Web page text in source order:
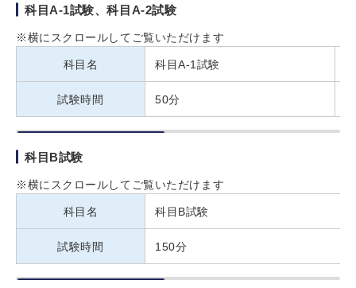
科目A-1試験、科目A-2試験
※横にスクロールしてご覧いただけます
科目名 科目A-1試験
試験時間 50分
科目B試験
※横にスクロールしてご覧いただけます
科目名 科目B試験
試験時間 150分